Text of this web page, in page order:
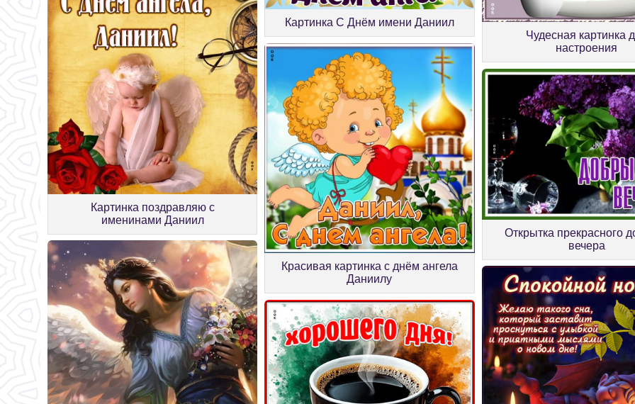
Картинка С Днём имени Даниил
Чудесная картинка
настроения
Картинка поздравляю с
именинами Даниил
Красивая картинка с днём ангела
Даниилу
Открытка прекрасного
вечера